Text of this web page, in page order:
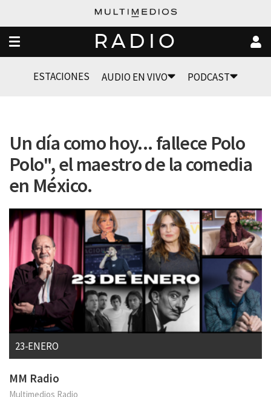
RADIO
ESTACIONES AUDIO EN VIVO PODCAST
Un día como hoy... fallece Polo
Polo", el maestro de la comedia
en México.
23-ENERO
MM Radio
Multimedios Radio